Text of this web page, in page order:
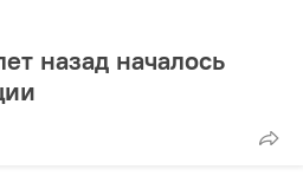
назад началось